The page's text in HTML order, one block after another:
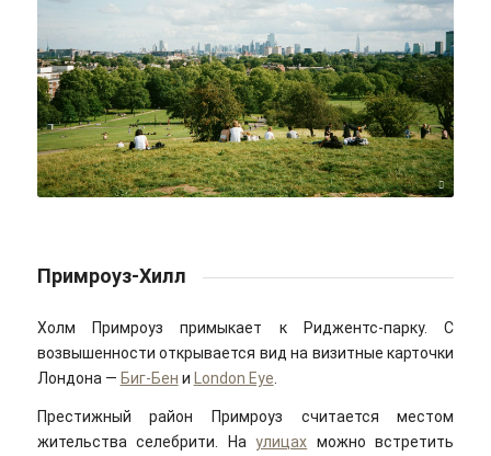
Timur Valiev/unsplash
Примроуз-Хилл
Холм Примроуз примыкает к Риджентс-парку. С
возвышенности открывается вид на визитные карточки
Лондона — Биг-Бен и London Eye
Престижный район Примроуз считается местом
жительства селебрити. Наулицах можно встретить